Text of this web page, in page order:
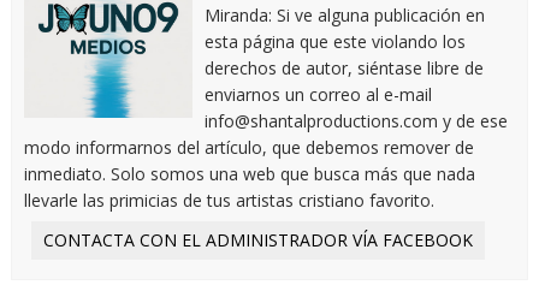
Miranda: Si ve alguna publicación en
esta página que este violando los
derechos de autor, siéntase libre de
enviarnos un correo al e-mail
info@shantalproductions.com y de ese
modo informarnos del artículo, que debemos remover de
inmediato. Solo somos una web que busca más que nada
llevarle las primicias de tus artistas cristiano favorito.
CONTACTA CON EL ADMINISTRADOR VÍA FACEBOOK